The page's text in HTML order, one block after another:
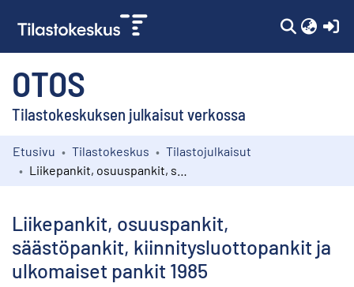
OTOS
Tilastokeskuksen julkaisut verkossa
Kokoelmat
Etusivu Tilastokeskus
Tilastojulkaisut
Liikepankit, osuuspankit,
säästöpankit, kiinnitysluottopankit ja
ulkomaiset pankit 1985